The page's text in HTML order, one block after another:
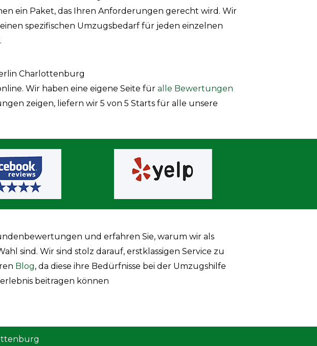
ein Paket, das Ihren Anforderungen gerecht wird. Wir
spezifischen Umzugsbedarf für jeden einzelnen
Charlottenburg
Wir haben eine eigene Seite für alle Bewertungen
zeigen, liefern wir 5 von 5 Starts für alle unsere
und erfahren Sie, warum wir als
sind. Wir sind stolz darauf, erstklassigen Service zu
Blog, da diese ihre Bedürfnisse bei der Umzugshilfe
beitragen können